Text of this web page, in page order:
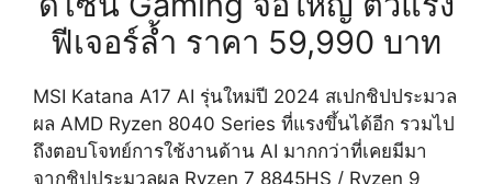
ฟีเจอร์ล้ำ ราคา 59,990 บาท
MSI Katana A17 AI รุ่นใหม่ปี 2024 สเปกชิปประมวล
ผล AMD Ryzen 8040 Series ที่แรงขึ้นได้อีก รวมไป
ถึงตอบโจทย์การใช้งานด้าน AI มากกว่าที่เคยมีมา
จากชิปประมวลผล Ryzen 7 8845HS / Ryzen 9